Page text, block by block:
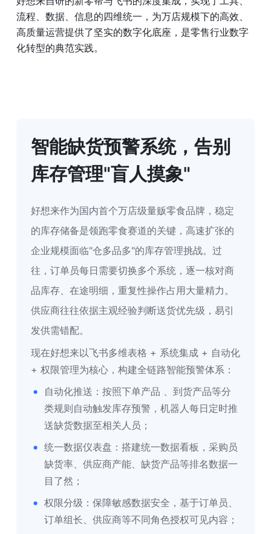
流程、数据、信息的四维统一，为万店规模下的高效、
高质量运营提供了坚实的数字化底座，是零售行业数字
化转型的典范实践。
智能缺货预警系统，告别
库存管理"盲人摸象"
好想来作为国内首个万店级量贩零食品牌，稳定
的库存储备是领跑零食赛道的关键，高速扩张的
企业规模面临"仓多品多"的库存管理挑战。过
往，订单员每日需要切换多个系统，逐一核对商
品库存、在途明细，重复性操作占用大量精力。
供应商往往依据主观经验判断送货优先级，易引
发供需错配。
现在好想来以飞书多维表格 + 系统集成 + 自动化
+ 权限管理为核心，构建全链路智能预警体系：
自动化推送 ：按照下单产品 、到货产品等分
类规则自动触发库存预警，机器人每日定时推
送缺货数据至相关人员；
统一数据仪表盘 ：搭建统一数据看板，采购员
缺货率、供应商产能、缺货产品等排名数据一
目了然；
权限分级 ：保障敏感数据安全，基于订单员、
订单组长、供应商等不同角色授权可见内容；